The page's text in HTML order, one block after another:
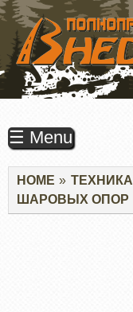
ПЕРЕЙТИ
ОСНОВНОМУ
СОДЕРЖАНИЮ
☰ Menu
Строка
навигации
HOME ТЕХНИКА
ШАРОВЫХ ОПОР